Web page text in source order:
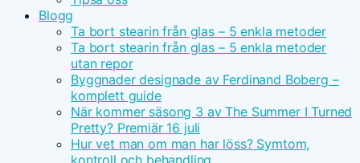
Blogg
Ta bort stearin från glas – 5 enkla metoder
Ta bort stearin från glas – 5 enkla metoder
utan repor
Byggnader designade av Ferdinand Boberg –
komplett guide
När kommer säsong 3 av The Summer I Turned
Pretty? Premiär 16 juli
Hur vet man om man har löss? Symtom,
kontroll och behandling